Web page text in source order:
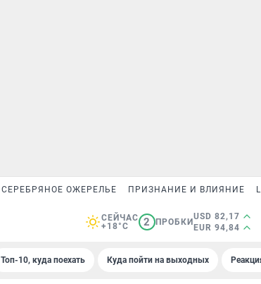
СЕРЕБРЯНОЕ ОЖЕРЕЛЬЕ ПРИЗНАНИЕ И ВЛИЯНИЕ
СЕЙЧАС
+18°C
2 ПРОБКИ
USD 82,17
EUR 94,84
Топ-10, куда поехать Куда пойти на выходных